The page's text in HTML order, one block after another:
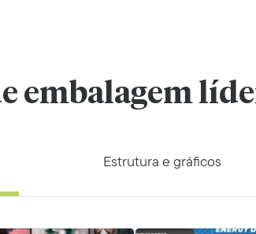
embalagem
Estrutura e gráficos